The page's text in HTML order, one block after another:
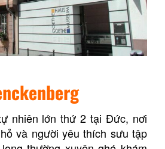
nhiên lớn thứ 2 tại Đức, nơi
và người yêu thích sưu tập